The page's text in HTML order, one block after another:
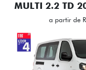
MULTI 2.2 TD
a partir de